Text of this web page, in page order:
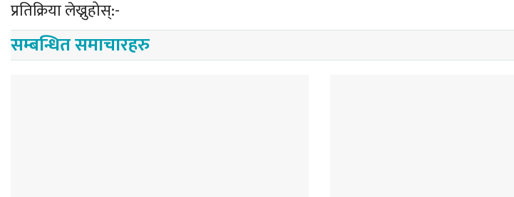
प्रतिक्रिया लेख्नुहोस्:-
सम्बन्धित समाचारहरु